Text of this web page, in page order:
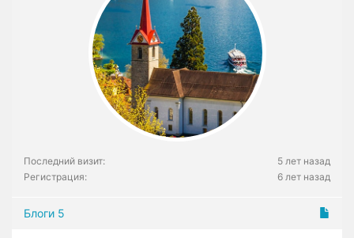
Последний визит:
5 лет назад
Регистрация:
6 лет назад
Блоги 5